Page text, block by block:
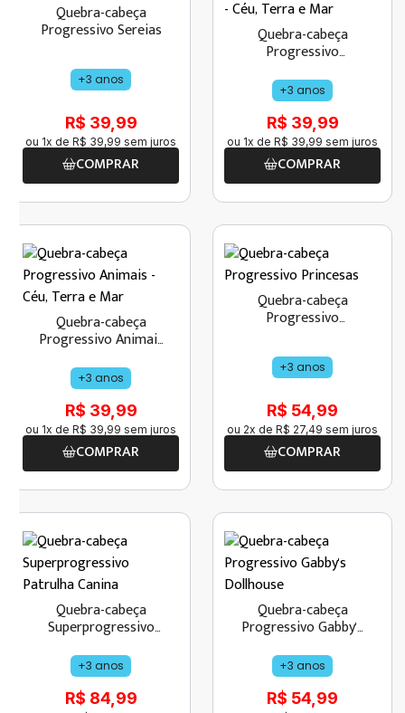
Quebra-cabeça
Progressivo Sereias
+3 anos
R$ 39,99
ou 1x de R$ 39,99 sem juros
COMPRAR
Quebra-cabeça
Progressivo
Terra e Mar
+3 anos
R$ 39,99
ou 1x de R$ 39,99 sem juros
COMPRAR
Quebra-cabeça
Progressivo Animais
+3 anos
R$ 39,99
ou 1x de R$ 39,99 sem juros
COMPRAR
Quebra-cabeça
Progressivo
+3 anos
R$ 54,99
ou 2x de R$ 27,49 sem juros
COMPRAR
Quebra-cabeça
Superprogressivo
+3 anos
R$ 84,99
Quebra-cabeça
Progressivo Gabby's
+3 anos
R$ 54,99